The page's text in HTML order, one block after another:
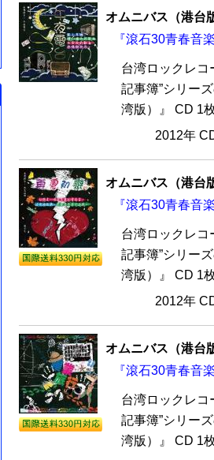
オムニバス（港台
『滾石30青春音
台湾ロックレコ
記事簿”シリー
湾版）』 CD 1
2012年
オムニバス（港台
『滾石30青春音
台湾ロックレコ
記事簿”シリー
湾版）』 CD 1
2012年
オムニバス（港台
『滾石30青春音
台湾ロックレコ
記事簿”シリー
湾版）』 CD 1